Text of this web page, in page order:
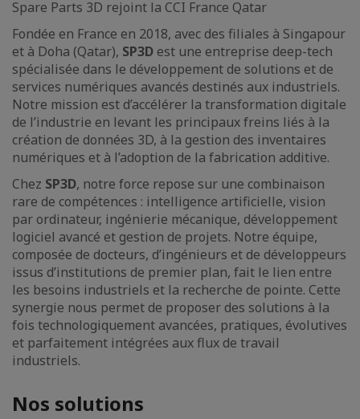
Spare Parts 3D rejoint la CCI France Qatar
Fondée en France en 2018, avec des filiales à Singapour
et à Doha (Qatar), SP3D est une entreprise deep-tech
spécialisée dans le développement de solutions et de
services numériques avancés destinés aux industriels.
Notre mission est d’accélérer la transformation digitale
de l’industrie en levant les principaux freins liés à la
création de données 3D, à la gestion des inventaires
numériques et à l’adoption de la fabrication additive.
Chez SP3D, notre force repose sur une combinaison
rare de compétences : intelligence artificielle, vision
par ordinateur, ingénierie mécanique, développement
logiciel avancé et gestion de projets. Notre équipe,
composée de docteurs, d’ingénieurs et de développeurs
issus d’institutions de premier plan, fait le lien entre
les besoins industriels et la recherche de pointe. Cette
synergie nous permet de proposer des solutions à la
fois technologiquement avancées, pratiques, évolutives
et parfaitement intégrées aux flux de travail
industriels.
Nos solutions